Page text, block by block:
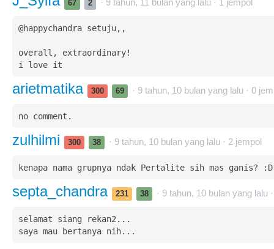
67 2 · 9 tahun, 11 bulan yang lalu · 1 jempol
@happychandra setuju,,
overall, extraordinary!
i love it
arietmatika 300 69 · 9 tahun, 10 bulan yang lalu · 0
no comment.
zulhilmi 300 38 · 9 tahun, 10 bulan yang lalu · 2 jempol
kenapa nama grupnya ndak Pertalite sih mas ganis? :D
septa_chandra 231 38 · 9 tahun, 10 bulan yang lalu
selamat siang rekan2...
saya mau bertanya nih...